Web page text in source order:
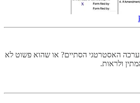
האסטרטגי הסתיים? או שהוא פשוט לא
ולראות.